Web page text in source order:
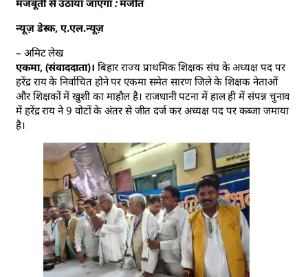
न्यूज़ डेस्क, ए.एल.न्यूज़
– अमिट लेख
एकमा, (संवाददाता)। बिहार राज्य प्राथमिक शिक्षक संघ के अध्यक्ष पद पर
हरेंद्र राय के निर्वाचित होने पर एकमा समेत सारण जिले के शिक्षक नेताओं
और शिक्षकों में खुशी का माहौल है। राजधानी पटना में हाल ही में संपन्न चुनाव
में हरेंद्र राय ने 9 वोटों के अंतर से जीत दर्ज कर अध्यक्ष पद पर कब्जा जमाया
है।